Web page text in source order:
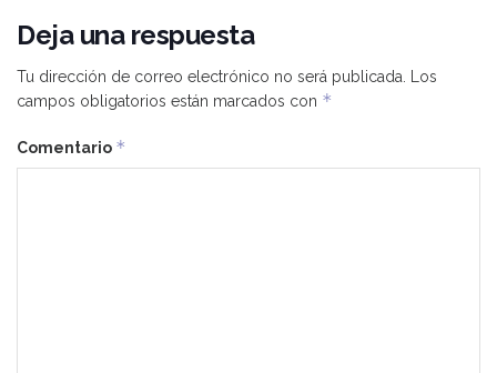
Deja una respuesta
Tu dirección de correo electrónico no será publicada.
Los
campos obligatorios están marcados con *
Comentario *